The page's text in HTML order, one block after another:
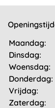
Maandag:
Dinsdag:
Woensdag:
Donderdag:
Vrijdag:
Zaterdag: